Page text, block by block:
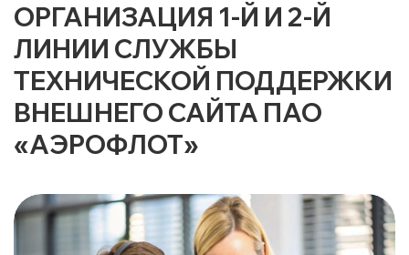
УСЛУГИ
КЕЙСЫ
КОНТАКТЫ
ОРГАНИЗАЦИЯ 1-Й И 2-Й
ЛИНИИ СЛУЖБЫ
ТЕХНИЧЕСКОЙ ПОДДЕРЖКИ
ВНЕШНЕГО САЙТА ПАО
«АЭРОФЛОТ»